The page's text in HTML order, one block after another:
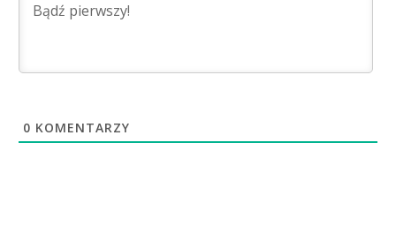
0 KOMENTARZY